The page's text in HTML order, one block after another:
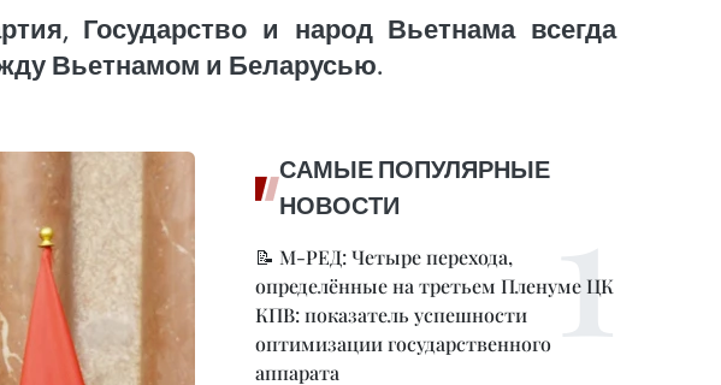
Государство и народ Вьетнама всегда
Вьетнамом и Беларусью.
САМЫЕ ПОПУЛЯРНЫЕ
НОВОСТИ
📝 М-РЕД: Четыре перехода,
определённые на третьем Пленуме ЦК
КПВ: показатель успешности
оптимизации государственного
аппарата